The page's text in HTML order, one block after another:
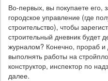
Во-первых, вы покупаете его,
городское управление (где
строительство), чтобы
строительный дневник будет
журналом? Конечно, прораб
выполнять работы на
конструктор, инспектор по
далее.